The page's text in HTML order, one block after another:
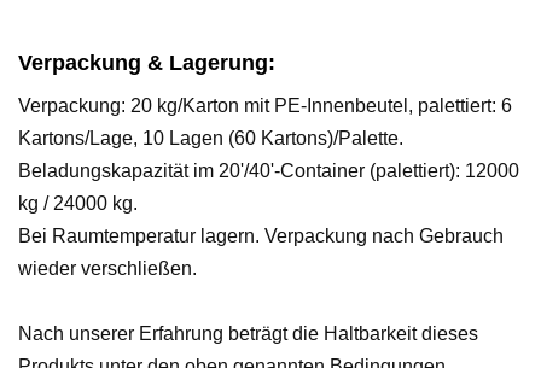
Verpackung & Lagerung:
Verpackung: 20 kg/Karton mit PE-Innenbeutel, palettiert: 6
Kartons/Lage, 10 Lagen (60 Kartons)/Palette.
Beladungskapazität im 20'/40'-Container (palettiert): 12000
kg / 24000 kg.
Bei Raumtemperatur lagern. Verpackung nach Gebrauch
wieder verschließen.
Nach unserer Erfahrung beträgt die Haltbarkeit dieses